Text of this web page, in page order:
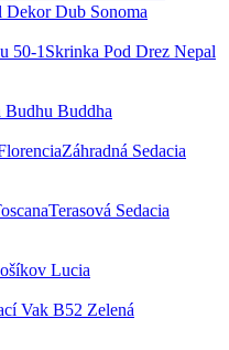
Dub Sonoma
Skrinka Pod Drez Nepal
Budhu Buddha
Záhradná Sedacia
Terasová Sedacia
Lucia
Vak B52 Zelená